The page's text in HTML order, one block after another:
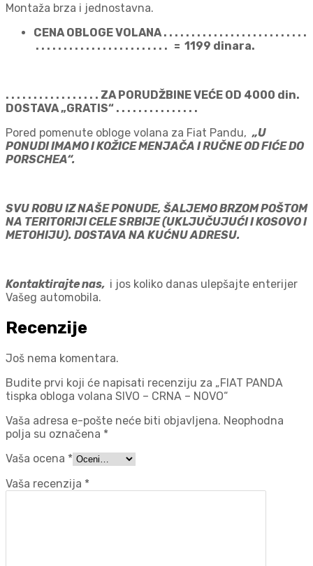
Montaža brza i jednostavna.
CENA OBLOGE VOLANA . . . . . . . . . . . . . . . . . . . . . . . . . .
. . . . . . . . . . . . . . . . . . . . . . . . = 1199 dinara.
. . . . . . . . . . . . . . . . . ZA PORUDŽBINE VEĆE OD 4000 din.
DOSTAVA „GRATIS“ . . . . . . . . . . . . . . .
Pored pomenute obloge volana za Fiat Pandu, „U
PONUDI IMAMO I KOŽICE MENJAČA I RUČNE OD FIĆE DO
PORSCHEA“.
SVU ROBU IZ NAŠE PONUDE, ŠALJEMO BRZOM POŠTOM
NA TERITORIJI CELE SRBIJE (UKLJUČUJUĆI I KOSOVO I
METOHIJU). DOSTAVA NA KUĆNU ADRESU.
Kontaktirajte nas, i jos koliko danas ulepšajte enterijer
Vašeg automobila.
Recenzije
Još nema komentara.
Budite prvi koji će napisati recenziju za „FIAT PANDA
tispka obloga volana SIVO – CRNA – NOVO“
Vaša adresa e-pošte neće biti objavljena. Neophodna
polja su označena *
Vaša ocena *
Vaša recenzija *